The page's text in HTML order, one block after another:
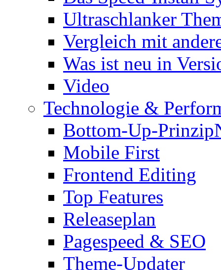
Ultraschlanker
Vergleich mit
Was ist neu in
Video
Technologie &
Bottom-Up-Prinzip
Mobile First
Frontend Editing
Top Features
Releaseplan
Pagespeed & SEO
Theme-Updater